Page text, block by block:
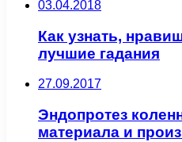
03.04.2018
Как узнать,
лучшие гадания
27.09.2017
Эндопротез
материала и